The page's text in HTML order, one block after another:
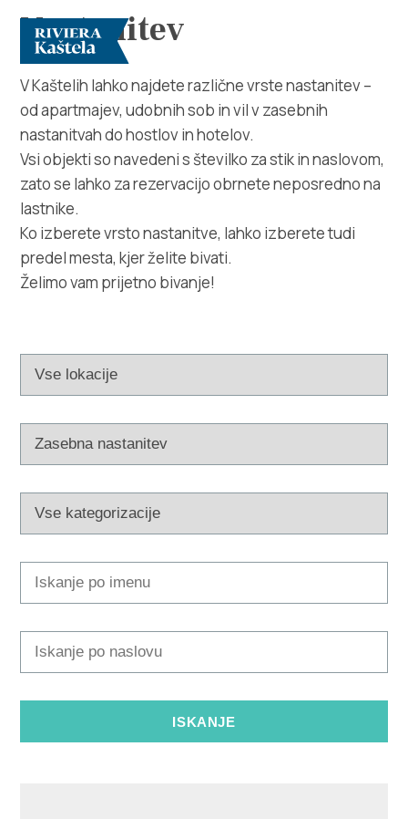
Raziščite
Destinacija
Info
Safe in Dalmatia
info@kastela-info.hr
Villa Nika, Kamberovo šetalište 30,
21216 Kaštel Stari, Hrvatska
Navodila
Nastanitev
V Kaštelih lahko najdete različne vrste nastanitev –
od apartmajev, udobnih sob in vil v zasebnih
nastanitvah do hostlov in hotelov.
Vsi objekti so navedeni s številko za stik in naslovom,
zato se lahko za rezervacijo obrnete neposredno na
lastnike.
Ko izberete vrsto nastanitve, lahko izberete tudi
predel mesta, kjer želite bivati.
Želimo vam prijetno bivanje!